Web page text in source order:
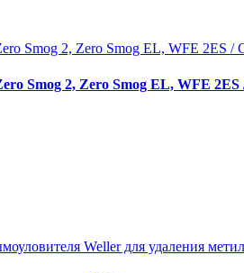
Smog 2, Zero Smog EL, WFE 2ES